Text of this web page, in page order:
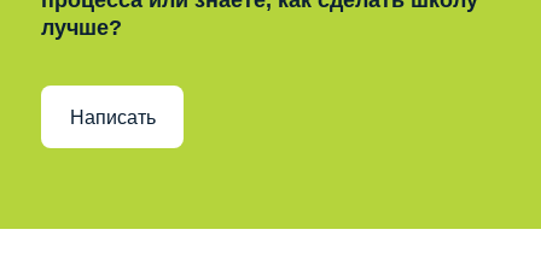
лучше?
Написать